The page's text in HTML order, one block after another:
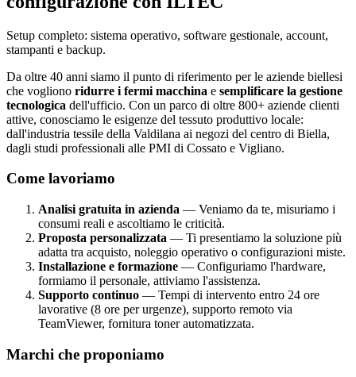
Setup completo: sistema operativo, software gestionale, account,
stampanti e backup.
Da oltre 40 anni siamo il punto di riferimento per le aziende biellesi
che vogliono ridurre i fermi macchina e semplificare la gestione
tecnologica dell'ufficio. Con un parco di oltre 800+ aziende clienti
attive, conosciamo le esigenze del tessuto produttivo locale:
dall'industria tessile della Valdilana ai negozi del centro di Biella,
dagli studi professionali alle PMI di Cossato e Vigliano.
Come lavoriamo
Analisi gratuita in azienda — Veniamo da te, misuriamo i
consumi reali e ascoltiamo le criticità.
Proposta personalizzata — Ti presentiamo la soluzione più
adatta tra acquisto, noleggio operativo o configurazioni miste.
Installazione e formazione — Configuriamo l'hardware,
formiamo il personale, attiviamo l'assistenza.
Supporto continuo — Tempi di intervento entro 24 ore
lavorative (8 ore per urgenze), supporto remoto via
TeamViewer, fornitura toner automatizzata.
Marchi che proponiamo